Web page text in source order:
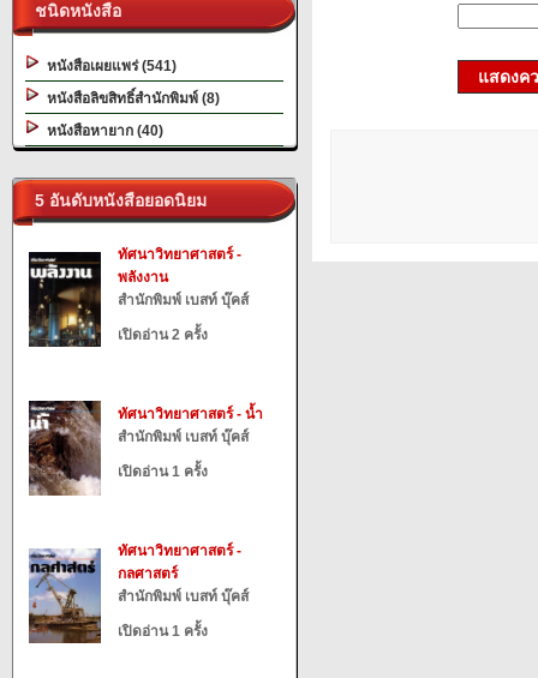
ชนิดหนังสือ
หนังสือเผยแพร่ (541)
หนังสือลิขสิทธิ์สำนักพิมพ์ (8)
หนังสือหายาก (40)
5 อันดับหนังสือยอดนิยม
ทัศนาวิทยาศาสตร์ -
พลังงาน
สำนักพิมพ์ เบสท์ บุ๊คส์
เปิดอ่าน 2 ครั้ง
ทัศนาวิทยาศาสตร์ - น้ำ
สำนักพิมพ์ เบสท์ บุ๊คส์
เปิดอ่าน 1 ครั้ง
ทัศนาวิทยาศาสตร์ -
กลศาสตร์
สำนักพิมพ์ เบสท์ บุ๊คส์
เปิดอ่าน 1 ครั้ง
แสดงค